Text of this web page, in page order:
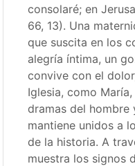
consolaré; en
66, 13). Una
que suscita en los
alegría íntima, un
convive con el
Iglesia, como
dramas del hombre
mantiene unidos a
de la historia. A
muestra los signos